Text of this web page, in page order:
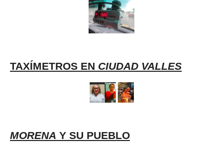
TAXÍMETROS EN CIUDAD VALLES
MORENA Y SU PUEBLO